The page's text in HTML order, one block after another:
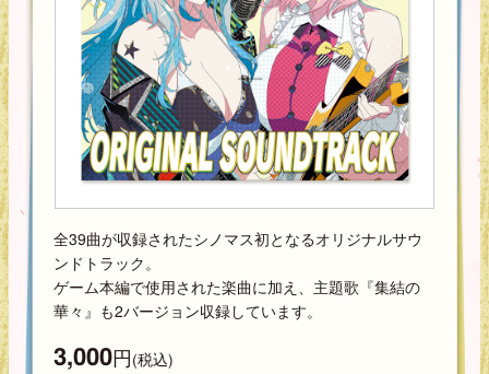
全39曲が収録されたシノマス初となるオリジナルサウ
ンドトラック。
ゲーム本編で使用された楽曲に加え、主題歌『集結の
華々』も2バージョン収録しています。
3,000円(税込)